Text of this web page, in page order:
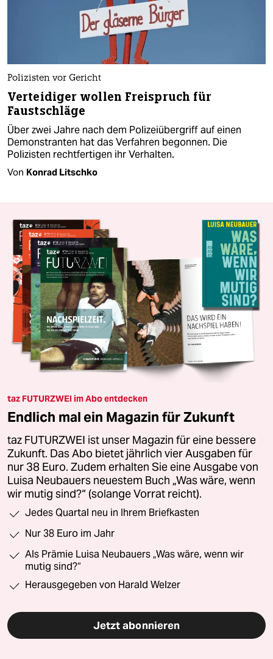
Polizisten vor Gericht
Verteidiger wollen Freispruch für
Faustschläge
Über zwei Jahre nach dem Polizeiübergriff auf einen
Demonstranten hat das Verfahren begonnen. Die
Polizisten rechtfertigen ihr Verhalten.
Von Konrad Litschko
taz FUTURZWEI im Abo entdecken
Endlich mal ein Magazin für Zukunft
taz FUTURZWEI ist unser Magazin für eine bessere
Zukunft. Das Abo bietet jährlich vier Ausgaben für
nur 38 Euro. Zudem erhalten Sie eine Ausgabe von
Luisa Neubauers neuestem Buch „Was wäre, wenn
wir mutig sind?“ (solange Vorrat reicht).
Jedes Quartal neu in Ihrem Briefkasten
Nur 38 Euro im Jahr
Als Prämie Luisa Neubauers „Was wäre, wenn wir
mutig sind?“
Herausgegeben von Harald Welzer
Jetzt abonnieren